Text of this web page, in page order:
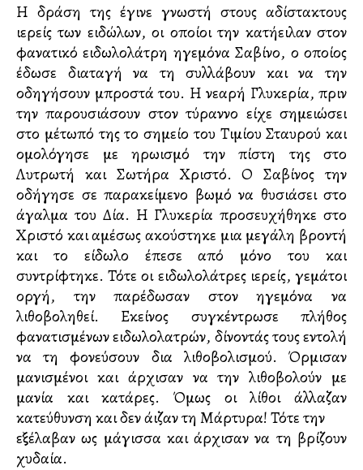
Η δράση της έγινε γνωστή στους αδίστακτους
ιερείς των ειδώλων, οι οποίοι την κατήγγειλαν στον
φανατικό ειδωλολάτρη ηγεμόνα Σαβίνο, ο οποίος
έδωσε διαταγή να τη συλλάβουν και να την
οδηγήσουν μπροστά του. Η νεαρή Γλυκερία, πριν
την παρουσιάσουν στον τύραννο είχε σημειώσει
στο μέτωπό της το σημείο του Τιμίου Σταυρού και
ομολόγησε με ηρωισμό την πίστη της στο
Λυτρωτή και Σωτήρα Χριστό. Ο Σαβίνος την
οδήγησε σε παρακείμενο βωμό να θυσιάσει στο
άγαλμα του Δία. Η Γλυκερία προσευχήθηκε στο
Χριστό και αμέσως ακούστηκε μια μεγάλη βροντή
και το είδωλο έπεσε από μόνο του και
συντρίφτηκε. Τότε οι ειδωλολάτρες ιερείς, γεμάτοι
οργή, την παρέδωσαν στον ηγεμόνα να
λιθοβοληθεί. Εκείνος συγκέντρωσε πλήθος
φανατισμένων ειδωλολατρών, δίνοντάς τους εντολή
να τη φονεύσουν δια λιθοβολισμού. Όρμισαν
μανισμένοι και άρχισαν να την λιθοβολούν με
μανία και κατάρες. Όμως οι λίθοι άλλαζαν
κατεύθυνση και δεν άγγιζαν τη Μάρτυρα! Τότε την
εξέλαβαν ως μάγισσα και άρχισαν να τη βρίζουν
χυδαία.